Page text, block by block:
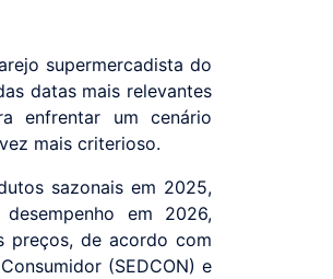
supermercadista do
datas mais relevantes
enfrentar um cenário
mais criterioso.
sazonais em 2025,
em 2026,
preços, de acordo com
(SEDCON) e